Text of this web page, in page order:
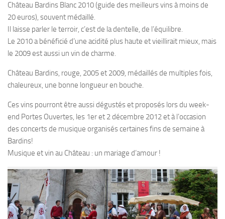
Château Bardins Blanc 2010 (guide des meilleurs vins à moins de
20 euros), souvent médaillé.
Il laisse parler le terroir, c’est de la dentelle, de l’équilibre.
Le 2010 a bénéficié d’une acidité plus haute et vieillirait mieux, mais
le 2009 est aussi un vin de charme.
Château Bardins, rouge, 2005 et 2009, médaillés de multiples fois,
chaleureux, une bonne longueur en bouche.
Ces vins pourront être aussi dégustés et proposés lors du week-
end Portes Ouvertes, les 1er et 2 décembre 2012 et à l’occasion
des concerts de musique organisés certaines fins de semaine à
Bardins!
Musique et vin au Château : un mariage d’amour !